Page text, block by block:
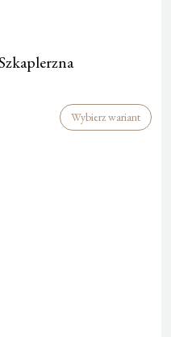
Wybierz wariant